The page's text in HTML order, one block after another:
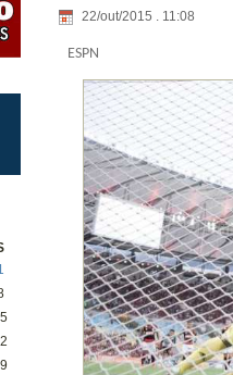
22/out/2015 . 11:08
ESPN